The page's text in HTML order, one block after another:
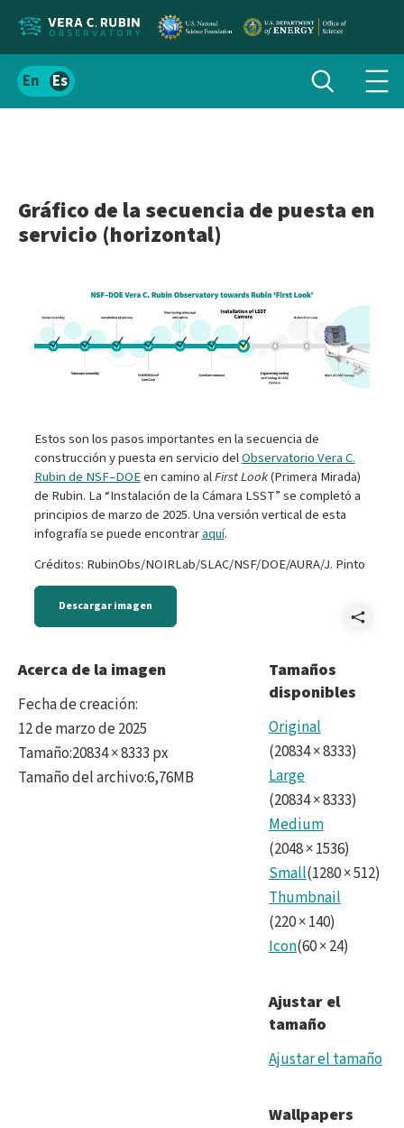
Localizar
el
Español
Alternar
búsqueda
Gráfico de la secuencia de puesta en
servicio (horizontal)
Estos son los pasos importantes en la secuencia de
construcción y puesta en servicio delObservatorio Vera C.
Rubin de NSF–DOEen camino alFirst Look(Primera Mirada)
de Rubin. La “Instalación de la Cámara LSST” se completó a
principios de marzo de 2025. Una versión vertical de esta
infografía se puede encontraraquí.
Créditos: RubinObs/NOIRLab/SLAC/NSF/DOE/AURA/J. Pinto
Descargar imagen
en
Acerca de la imagen
Fecha de creación:
12 de marzo de 2025
Tamaño:20834 × 8333 px
Tamaño del archivo:6,76MB
Tamaños
disponibles
Original
(20834×8333)
Large
(20834×8333)
Medium
(2048×1536)
Small(1280×512)
Thumbnail
(220×140)
Icon(60×24)
Ajustar el
tamaño
Ajustar el tamaño
Wallpapers